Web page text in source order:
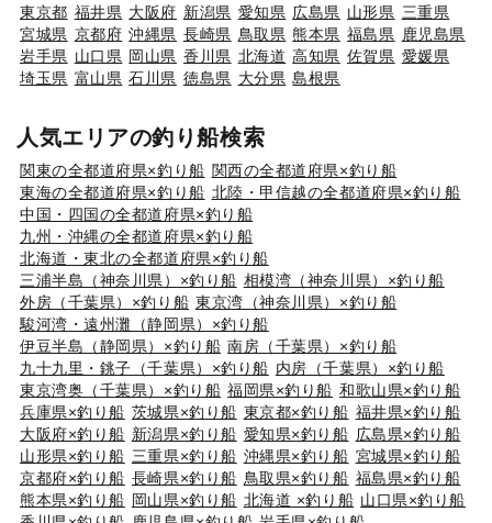
東京都 福井県 大阪府 新潟県 愛知県 広島県 山形県 三重県
宮城県 京都府 沖縄県 長崎県 鳥取県 熊本県 福島県
鹿児島県
岩手県 山口県 岡山県 香川県 北海道 高知県 佐賀県 愛媛県
埼玉県 富山県 石川県 徳島県 大分県 島根県
人気エリアの釣り船検索
関東の全都道府県×釣り船 関西の全都道府県×釣り船
東海の全都道府県×釣り船 北陸・甲信越の全都道府県×釣り船
中国・四国の全都道府県×釣り船
九州・沖縄の全都道府県×釣り船
北海道・東北の全都道府県×釣り船
三浦半島（神奈川県）×釣り船 相模湾（神奈川県）×釣り船
外房（千葉県）×釣り船 東京湾（神奈川県）×釣り船
駿河湾・遠州灘（静岡県）×釣り船
伊豆半島（静岡県）×釣り船 南房（千葉県）×釣り船
九十九里・銚子（千葉県）×釣り船 内房（千葉県）×釣り船
東京湾奥（千葉県）×釣り船 福岡県×釣り船 和歌山県×釣り船
兵庫県×釣り船 茨城県×釣り船 東京都×釣り船 福井県×釣り船
大阪府×釣り船 新潟県×釣り船 愛知県×釣り船 広島県×釣り船
山形県×釣り船 三重県×釣り船 沖縄県×釣り船 宮城県×釣り船
京都府×釣り船 長崎県×釣り船 鳥取県×釣り船 福島県×釣り船
熊本県×釣り船 岡山県×釣り船 北海道 ×釣り船 山口県×釣り船